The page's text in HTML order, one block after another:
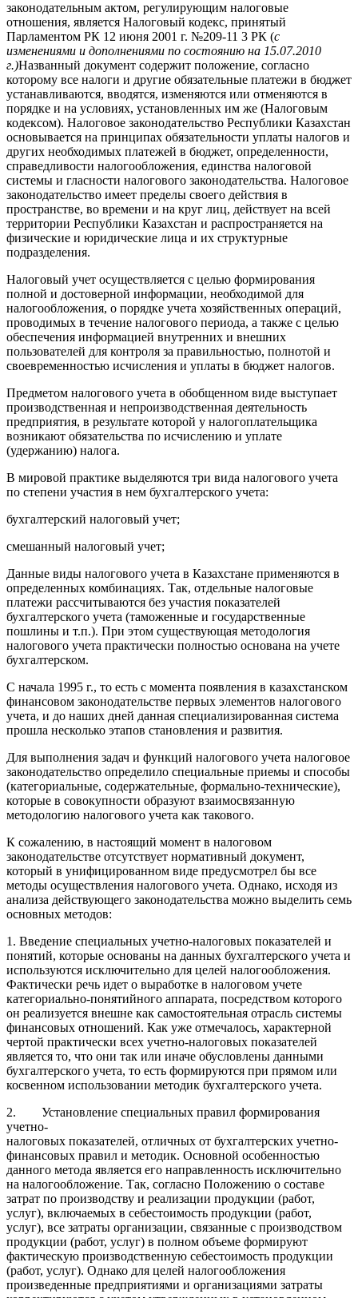
законодательным актом, регулирующим налоговые
отношения, является Налоговый кодекс, принятый
Парламентом РК 12 июня 2001 г. №209-11 3 РК (с
изменениями и дополнениями по состоянию на 15.07.2010
г.)Названный документ содержит положение, согласно
которому все налоги и другие обязательные платежи в бюджет
устанавливаются, вводятся, изменяются или отменяются в
порядке и на условиях, установленных им же (Налоговым
кодексом). Налоговое законодательство Республики Казахстан
основывается на принципах обязательности уплаты налогов и
других необходимых платежей в бюджет, определенности,
справедливости налогообложения, единства налоговой
системы и гласности налогового законодательства. Налоговое
законодательство имеет пределы своего действия в
пространстве, во времени и на круг лиц, действует на всей
территории Республики Казахстан и распространяется на
физические и юридические лица и их структурные
подразделения.
Налоговый учет осуществляется с целью формирования
полной и достоверной информации, необходимой для
налогообложения, о порядке учета хозяйственных операций,
проводимых в течение налогового периода, а также с целью
обеспечения информацией внутренних и внешних
пользователей для контроля за правильностью, полнотой и
своевременностью исчисления и уплаты в бюджет налогов.
Предметом налогового учета в обобщенном виде выступает
производственная и непроизводственная деятельность
предприятия, в результате которой у налогоплательщика
возникают обязательства по исчислению и уплате
(удержанию) налога.
В мировой практике выделяются три вида налогового учета
по степени участия в нем бухгалтерского учета:
бухгалтерский налоговый учет;
смешанный налоговый учет;
Данные виды налогового учета в Казахстане применяются в
определенных комбинациях. Так, отдельные налоговые
платежи рассчитываются без участия показателей
бухгалтерского учета (таможенные и государственные
пошлины и т.п.). При этом существующая методология
налогового учета практически полностью основана на учете
бухгалтерском.
С начала 1995 г., то есть с момента появления в казахстанском
финансовом законодательстве первых элементов налогового
учета, и до наших дней данная специализированная система
прошла несколько этапов становления и развития.
Для выполнения задач и функций налогового учета налоговое
законодательство определило специальные приемы и способы
(категориальные, содержательные, формально-технические),
которые в совокупности образуют взаимосвязанную
методологию налогового учета как такового.
К сожалению, в настоящий момент в налоговом
законодательстве отсутствует нормативный документ,
который в унифицированном виде предусмотрел бы все
методы осуществления налогового учета. Однако, исходя из
анализа действующего законодательства можно выделить семь
основных методов:
1. Введение специальных учетно-налоговых показателей и
понятий, которые основаны на данных бухгалтерского учета и
используются исключительно для целей налогообложения.
Фактически речь идет о выработке в налоговом учете
категориально-понятийного аппарата, посредством которого
он реализуется внешне как самостоятельная отрасль системы
финансовых отношений. Как уже отмечалось, характерной
чертой практически всех учетно-налоговых показателей
является то, что они так или иначе обусловлены данными
бухгалтерского учета, то есть формируются при прямом или
косвенном использовании методик бухгалтерского учета.
2. Установление специальных правил формирования
учетно-
налоговых показателей, отличных от бухгалтерских учетно-
финансовых правил и методик. Основной особенностью
данного метода является его направленность исключительно
на налогообложение. Так, согласно Положению о составе
затрат по производству и реализации продукции (работ,
услуг), включаемых в себестоимость продукции (работ,
услуг), все затраты организации, связанные с производством
продукции (работ, услуг) в полном объеме формируют
фактическую производственную себестоимость продукции
(работ, услуг). Однако для целей налогообложения
произведенные предприятиями и организациями затраты